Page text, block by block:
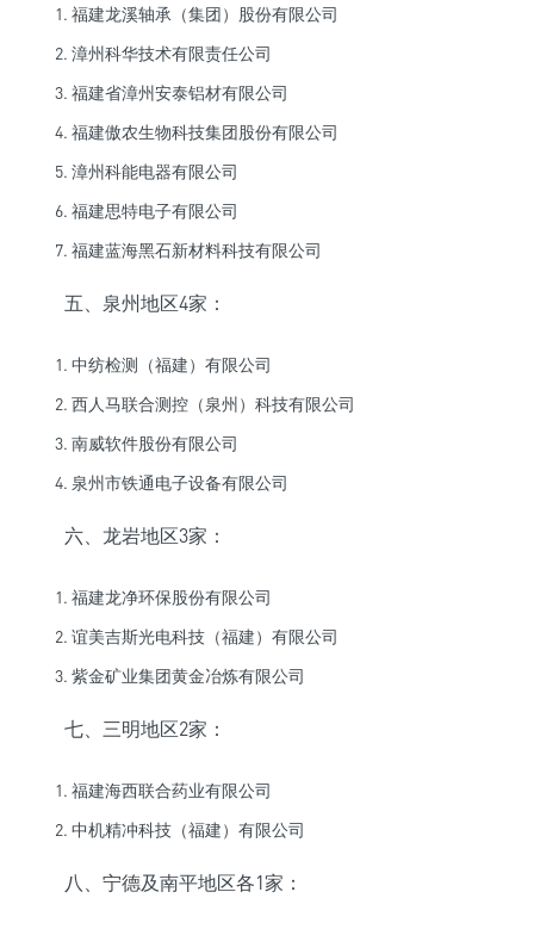
福建龙溪轴承（集团）股份有限公司
漳州科华技术有限责任公司
福建省漳州安泰铝材有限公司
福建傲农生物科技集团股份有限公司
漳州科能电器有限公司
福建思特电子有限公司
福建蓝海黑石新材料科技有限公司
五、泉州地区4家：
中纺检测（福建）有限公司
西人马联合测控（泉州）科技有限公司
南威软件股份有限公司
泉州市铁通电子设备有限公司
六、龙岩地区3家：
福建龙净环保股份有限公司
谊美吉斯光电科技（福建）有限公司
紫金矿业集团黄金冶炼有限公司
七、三明地区2家：
福建海西联合药业有限公司
中机精冲科技（福建）有限公司
八、宁德及南平地区各1家：